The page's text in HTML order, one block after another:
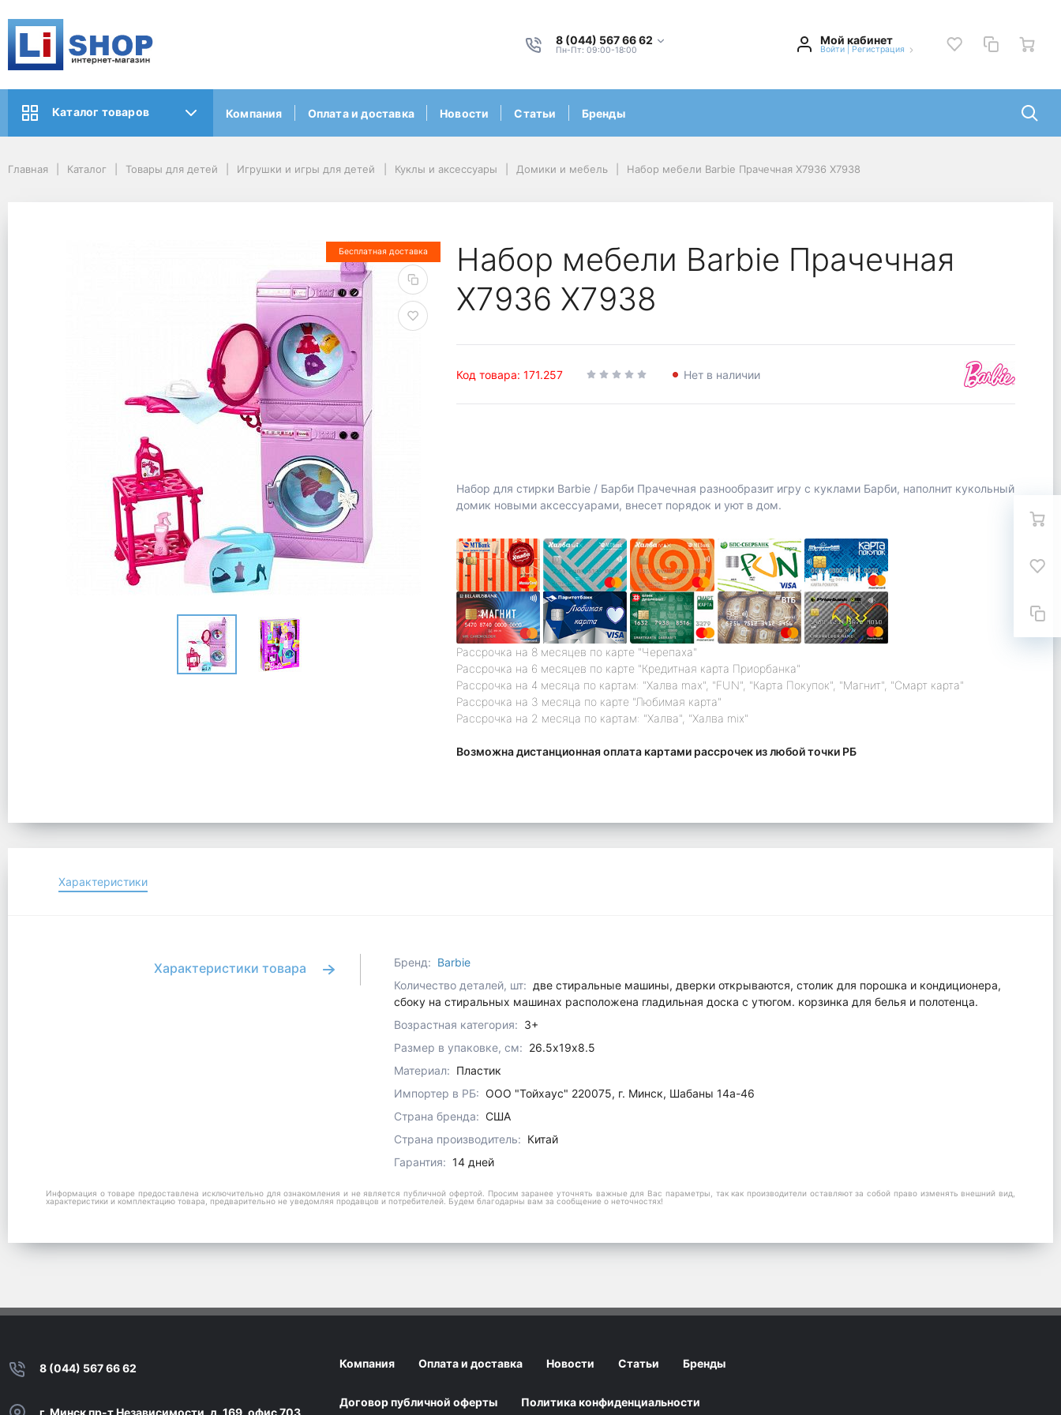
8 (044) 567 66 62
Пн-Пт: 09:00-18:00
Мой кабинет
Войти Регистрация
Каталог товаров Компания Оплата и доставка Новости Статьи Бренды
Главная Каталог Товары для детей Игрушки и игры для детей Куклы и аксессуары Домики и мебель Набор мебели Barbie Прачечная X7936 X7938
Бесплатная доставка
Набор мебели Barbie Прачечная
X7936 X7938
Код товара: 171.257 Нет в наличии
Набор для стирки Barbie / Барби Прачечная разнообразит игру с куклами Барби, наполнит кукольный
домик новыми аксессуарами, внесет порядок и уют в дом.
Рассрочка на 8 месяцев по карте "Черепаха"
Рассрочка на 6 месяцев по карте "Кредитная карта Приорбанка"
Рассрочка на 4 месяца по картам: "Халва max", "FUN", "Карта Покупок", "Магнит", "Смарт карта"
Рассрочка на 3 месяца по карте "Любимая карта"
Рассрочка на 2 месяца по картам: "Халва", "Халва mix"
Возможна дистанционная оплата картами рассрочек из любой точки РБ
Характеристики
Характеристики товара Бренд: Barbie
Количество деталей, шт: две стиральные машины, дверки открываются, столик для порошка и кондиционера,
сбоку на стиральных машинах расположена гладильная доска с утюгом. корзинка для белья и полотенца.
Возрастная категория: 3+
Размер в упаковке, см: 26.5х19х8.5
Материал: Пластик
Импортер в РБ: ООО "Тойхаус" 220075, г. Минск, Шабаны 14а-46
Страна бренда: США
Страна производитель: Китай
Гарантия: 14 дней
Информация о товаре предоставлена исключительно для ознакомления и не является публичной офертой. Просим заранее уточнять важные для Вас параметры, так как производители оставляют за собой право изменять внешний вид,
характеристики и комплектацию товара, предварительно не уведомляя продавцов и потребителей. Будем благодарны вам за сообщение о неточностях!
8 (044) 567 66 62 Компания Оплата и доставка Новости Статьи Бренды
Договор публичной оферты Политика конфиденциальности